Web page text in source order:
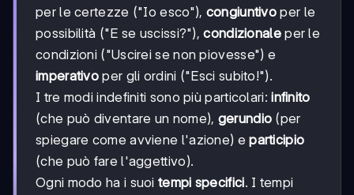
per le certezze ("Io esco"), congiuntivo per le
possibilità ("E se uscissi?"),condizionaleper le
condizioni ("Uscirei se non piovesse") e
imperativo per gli ordini ("Esci subito!").
I tre modi indefiniti sono più particolari:infinito
(che può diventare un nome), gerundio (per
spiegare come avviene l'azione) eparticipio
(che può fare l'aggettivo).
Ogni modo ha i suoi tempi specifici. I tempi